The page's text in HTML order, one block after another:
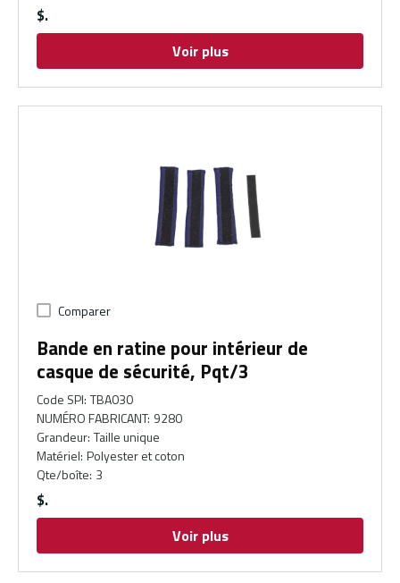
$
Voir plus
Comparer
Bande en ratine pour intérieur de
casque de sécurité, Pqt/3
Code SPI: TBA030
NUMÉRO FABRICANT: 9280
Grandeur: Taille unique
Matériel: Polyester et coton
Qte/boîte: 3
$
Voir plus